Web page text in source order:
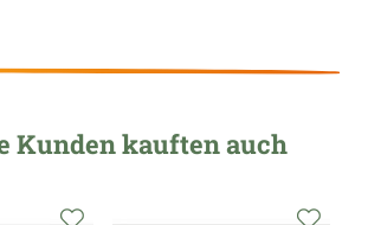
Kunden kauften auch